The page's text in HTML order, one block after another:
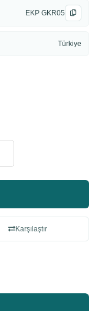
EKP GKR05
Türkiye
Karşılaştır